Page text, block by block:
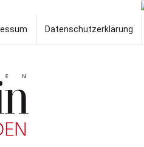
Datenschutzerklärung